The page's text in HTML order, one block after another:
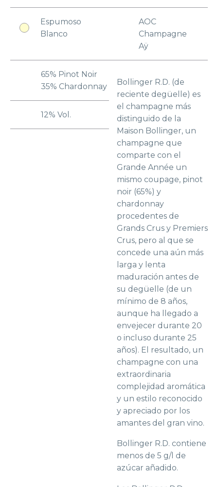
Espumoso
Blanco
AOC
Champagne
Aÿ
65% Pinot Noir
35% Chardonnay
12% Vol.
Bollinger R.D. (de
reciente degüelle) es
el champagne más
distinguido de la
Maison Bollinger, un
champagne que
comparte con el
Grande Année un
mismo coupage, pinot
noir (65%) y
chardonnay
procedentes de
Grands Crus y Premiers
Crus, pero al que se
concede una aún más
larga y lenta
maduración antes de
su degüelle (de un
mínimo de 8 años,
aunque ha llegado a
envejecer durante 20
o incluso durante 25
años). El resultado, un
champagne con una
extraordinaria
complejidad aromática
y un estilo reconocido
y apreciado por los
amantes del gran vino.
Bollinger R.D. contiene
menos de 5 g/l de
azúcar añadido.